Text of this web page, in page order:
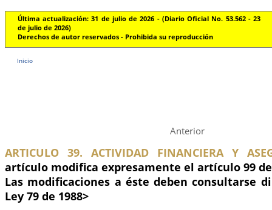
Última actualización: 31 de julio de 2026 - (Diario Oficial No. 53.562 - 23
de julio de 2026)
Derechos de autor reservados - Prohibida su reproducción
Inicio
Anterior
ARTICULO 39. ACTIVIDAD FINANCIERA Y
artículo modifica expresamente el artículo 99 de
Las modificaciones a éste deben consultarse
Ley 79 de 1988>